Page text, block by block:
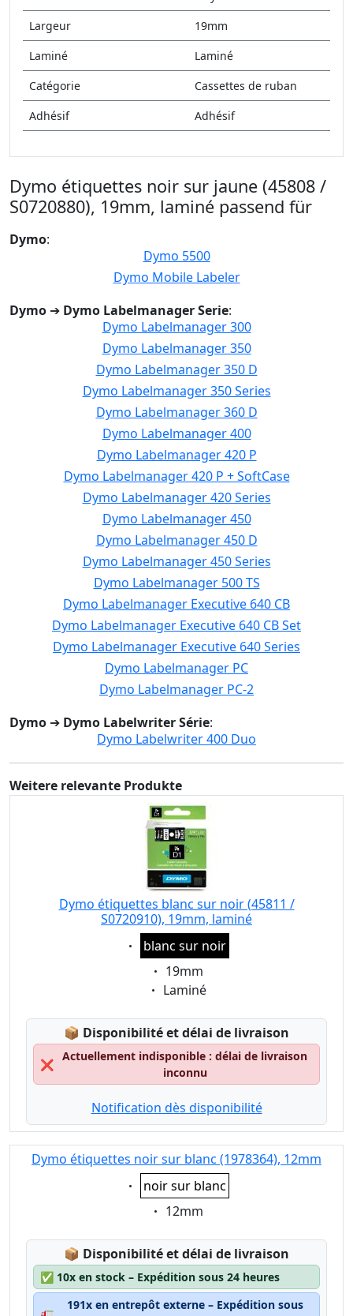
Largeur
19mm
Laminé
Laminé
Catégorie
Cassettes de ruban
Adhésif
Adhésif
Dymo étiquettes noir sur jaune (45808 /
S0720880), 19mm, laminé passend für
Dymo:
Dymo 5500
Dymo Mobile Labeler
Dymo ➔ Dymo Labelmanager Serie:
Dymo Labelmanager 300
Dymo Labelmanager 350
Dymo Labelmanager 350 D
Dymo Labelmanager 350 Series
Dymo Labelmanager 360 D
Dymo Labelmanager 400
Dymo Labelmanager 420 P
Dymo Labelmanager 420 P + SoftCase
Dymo Labelmanager 420 Series
Dymo Labelmanager 450
Dymo Labelmanager 450 D
Dymo Labelmanager 450 Series
Dymo Labelmanager 500 TS
Dymo Labelmanager Executive 640 CB
Dymo Labelmanager Executive 640 CB Set
Dymo Labelmanager Executive 640 Series
Dymo Labelmanager PC
Dymo Labelmanager PC-2
Dymo ➔ Dymo Labelwriter Série:
Dymo Labelwriter 400 Duo
Weitere relevante Produkte
Dymo étiquettes blanc sur noir (45811 /
S0720910), 19mm, laminé
Eigenschaft:
blanc sur noir
Eigenschaft:
19mm
Eigenschaft:
Laminé
📦 Lagerstatus:
Disponibilité et délai de livraison
❌
Actuellement indisponible : délai de livraison
inconnu
Notification dès disponibilité
Dymo étiquettes noir sur blanc (1978364), 12mm
Eigenschaft:
noir sur blanc
Eigenschaft:
12mm
📦 Lagerstatus:
Disponibilité et délai de livraison
✅ 10x en stock – Expédition sous 24 heures
🚛
191x en entrepôt externe – Expédition sous